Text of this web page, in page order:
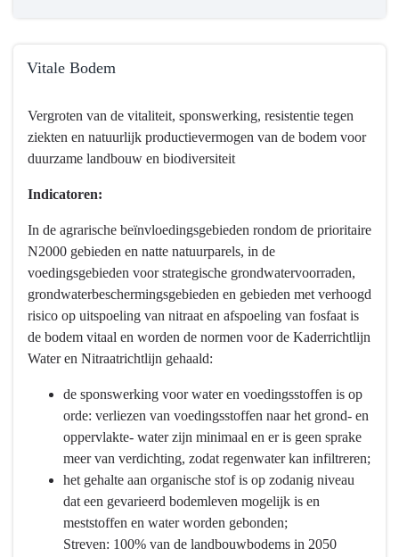
Vitale Bodem
naar
navigatie
Programma
Water
bodem
Wat
hebben
we
Vergroten van de vitaliteit, sponswerking, resistentie tegen
ziekten en natuurlijk productievermogen van de bodem voor
duurzame landbouw en biodiversiteit
Indicatoren:
In de agrarische beïnvloedingsgebieden rondom de prioritaire
N2000 gebieden en natte natuurparels, in de
voedingsgebieden voor strategische grondwatervoorraden,
grondwaterbeschermingsgebieden en gebieden met verhoogd
risico op uitspoeling van nitraat en afspoeling van fosfaat is
de bodem vitaal en worden de normen voor de Kaderrichtlijn
Water en Nitraatrichtlijn gehaald:
de sponswerking voor water en voedingsstoffen is op
orde: verliezen van voedingsstoffen naar het grond- en
oppervlakte- water zijn minimaal en er is geen sprake
meer van verdichting, zodat regenwater kan infiltreren;
het gehalte aan organische stof is op zodanig niveau
dat een gevarieerd bodemleven mogelijk is en
meststoffen en water worden gebonden;
Streven: 100% van de landbouwbodems in 2050